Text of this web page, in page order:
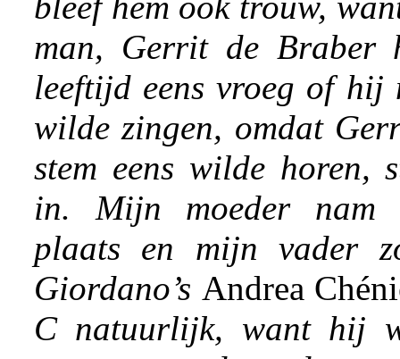
man, Gerrit de Braber
leeftijd eens vroeg of hij
wilde zingen, omdat
stem eens wilde horen,
in. Mijn moeder nam
plaats en mijn vader
Giordano’s Andrea
C natuurlijk, want hij